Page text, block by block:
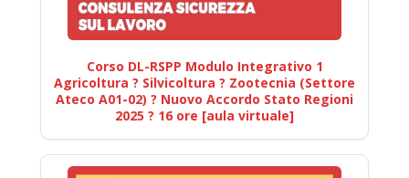
Corso DL-RSPP Modulo Integrativo 1
Agricoltura ? Silvicoltura ? Zootecnia (Settore
Ateco A01-02) ? Nuovo Accordo Stato Regioni
2025 ? 16 ore [aula virtuale]